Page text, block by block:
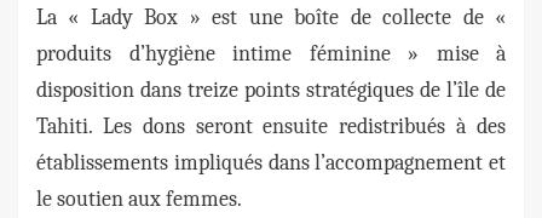
La « Lady Box » est une boîte de collecte de «
produits d’hygiène intime féminine » mise à
disposition dans treize points stratégiques de l’île de
Tahiti. Les dons seront ensuite redistribués à des
établissements impliqués dans l’accompagnement et
le soutien aux femmes.